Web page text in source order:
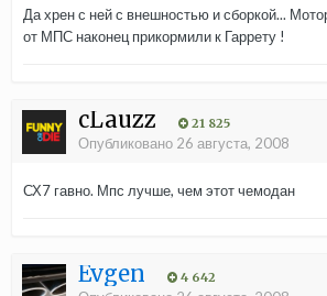
Да хрен с ней с внешностью и сборкой...
от МПС наконец прикормили к Гаррету !
cLauzz 21 825
Опубликовано 26 августа, 2008
СХ7 гавно. Мпс лучше, чем этот чемодан
Evgen 4 642